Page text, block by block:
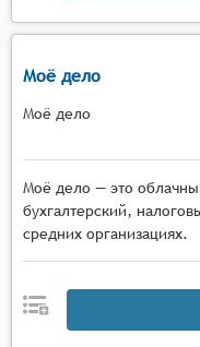
Моё дело
Моё дело
Моё дело — это
бухгалтерский,
средних организациях.